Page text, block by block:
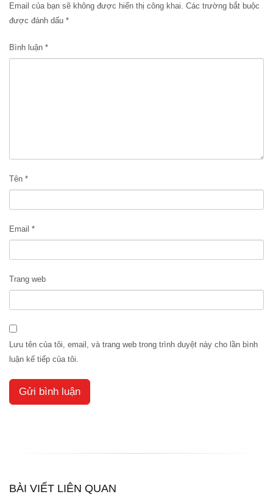
Email của bạn sẽ không được hiển thị công khai. Các trường bắt buộc
được đánh dấu *
Bình luận *
Tên *
Email *
Trang web
Lưu tên của tôi, email, và trang web trong trình duyệt này cho lần bình
luận kế tiếp của tôi.
BÀI VIẾT LIÊN QUAN